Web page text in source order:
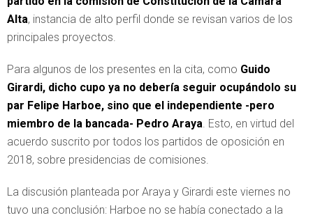
Alta, instancia de alto perfil donde se revisan varios de los
principales proyectos.
Para algunos de los presentes en la cita, como Guido
Girardi, dicho cupo ya no debería seguir ocupándolo su
par Felipe Harboe, sino que el independiente -pero
miembro de la bancada- Pedro Araya . Esto, en virtud del
acuerdo suscrito por todos los partidos de oposición en
2018, sobre presidencias de comisiones.
La discusión planteada por Araya y Girardi este viernes no
tuvo una conclusión: Harboe no se había conectado a la